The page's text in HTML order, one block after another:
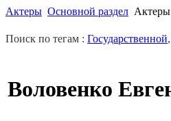
Актеры Основной раздел Актеры
Поиск по тегам : Государственной,
Воловенко